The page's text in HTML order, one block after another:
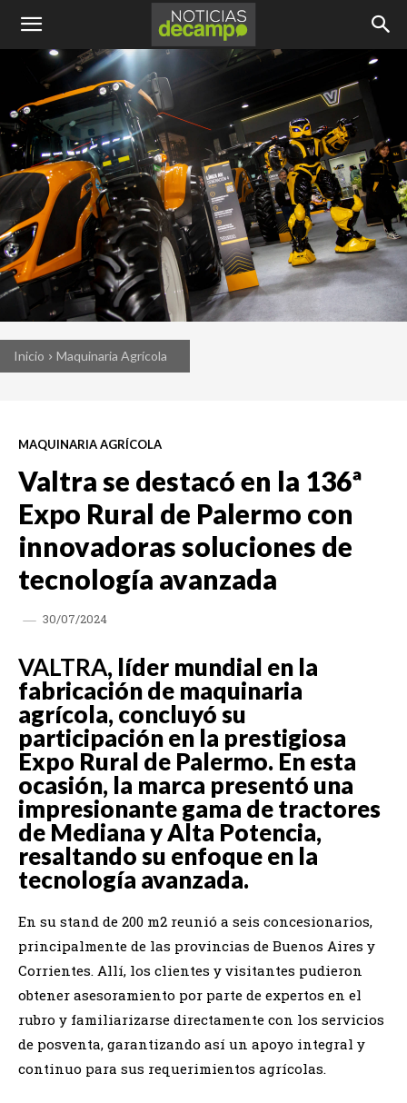
Inicio Maquinaria Agrícola
MAQUINARIA AGRÍCOLA
Valtra se destacó en la 136ª
Expo Rural de Palermo con
innovadoras soluciones de
tecnología avanzada
30/07/2024
VALTRA, líder mundial en la
fabricación de maquinaria
agrícola, concluyó su
participación en la prestigiosa
Expo Rural de Palermo. En esta
ocasión, la marca presentó una
impresionante gama de tractores
de Mediana y Alta Potencia,
resaltando su enfoque en la
tecnología avanzada.
En su stand de 200 m2 reunió a seis concesionarios,
principalmente de las provincias de Buenos Aires y
Corrientes. Allí, los clientes y visitantes pudieron
obtener asesoramiento por parte de expertos en el
rubro y familiarizarse directamente con los servicios
de posventa, garantizando así un apoyo integral y
continuo para sus requerimientos agrícolas.